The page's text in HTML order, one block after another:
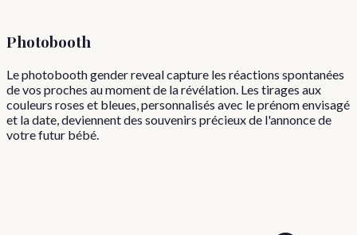
Photobooth
Le photobooth gender reveal capture les réactions spontanées
de vos proches au moment de la révélation. Les tirages aux
couleurs roses et bleues, personnalisés avec le prénom envisagé
et la date, deviennent des souvenirs précieux de l'annonce de
votre futur bébé.